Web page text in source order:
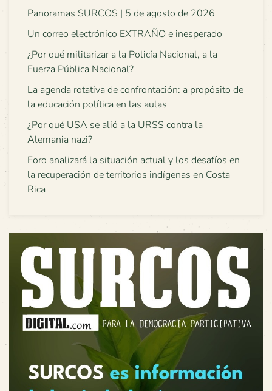
Panoramas SURCOS | 5 de agosto de 2026
Un correo electrónico EXTRAÑO e inesperado
¿Por qué militarizar a la Policía Nacional, a la
Fuerza Pública Nacional?
La agenda rotativa de confrontación: a propósito de
la educación política en las aulas
¿Por qué USA se alió a la URSS contra la
Alemania nazi?
Foro analizará la situación actual y los desafíos en
la recuperación de territorios indígenas en Costa
Rica